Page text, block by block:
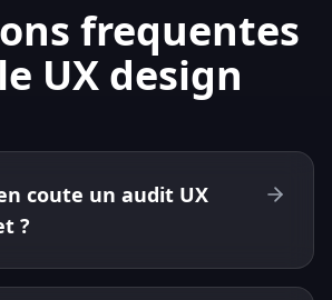
frequentes
UX design
coute un audit UX
?